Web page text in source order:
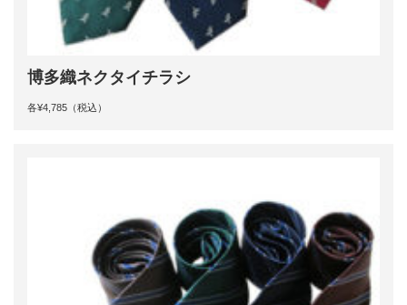
博多織ネクタイチラシ
各¥4,785（税込）